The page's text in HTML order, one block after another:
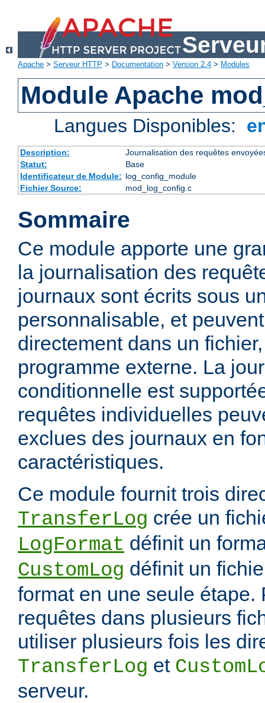
Apache > Serveur HTTP > Documentation > Version 2.4 > Modules
Module Apache
Langues Disponibles:
Description:
Journalisation des requêtes
Statut:
Base
Identificateur de Module: log_config_module
Fichier Source:
mod_log_config.c
Sommaire
Ce module apporte une
la journalisation des
journaux sont écrits sous
personnalisable, et
directement dans un
programme externe. La
conditionnelle est
requêtes individuelles
exclues des journaux en
caractéristiques.
Ce module fournit trois
TransferLog crée un
LogFormat définit un
CustomLog définit un
format en une seule étape.
requêtes dans plusieurs
utiliser plusieurs fois les
TransferLog et
serveur.